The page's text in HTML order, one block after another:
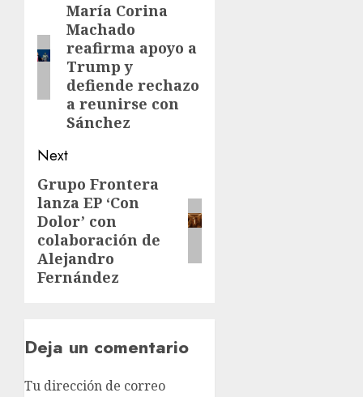
María Corina
Machado
reafirma apoyo a
Trump y
defiende rechazo
a reunirse con
Sánchez
Next
Grupo Frontera
lanza EP ‘Con
Dolor’ con
colaboración de
Alejandro
Fernández
Deja un comentario
Tu dirección de correo